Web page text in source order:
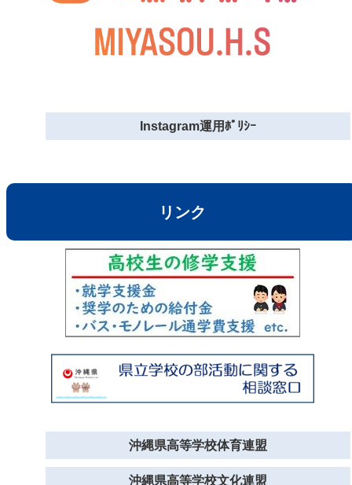
Instagram運用ﾎﾟﾘｼｰ
リンク
沖縄県高等学校体育連盟
沖縄県高等学校文化連盟